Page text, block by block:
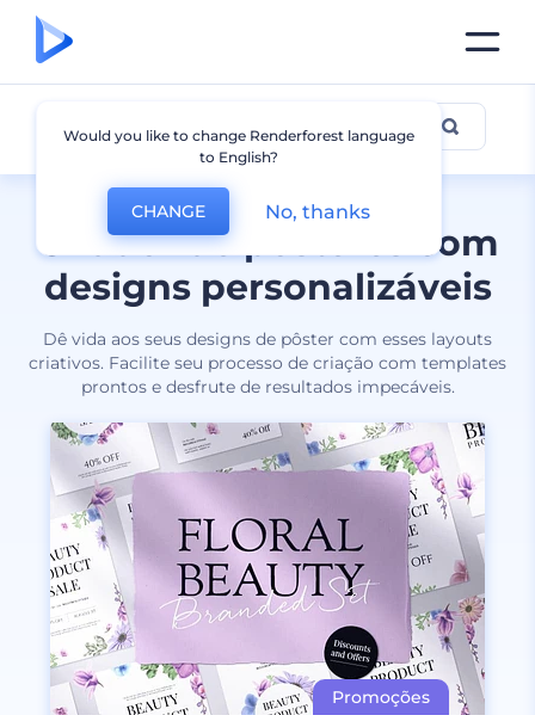
Criador de pôsteres com
designs personalizáveis
Dê vida aos seus designs de pôster com esses layouts
criativos. Facilite seu processo de criação com templates
prontos e desfrute de resultados impecáveis.
Pôsteres
Would you like to change Renderforest language
to English?
CHANGE No, thanks